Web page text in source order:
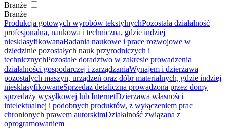
Branże
Branże
Produkcja gotowych wyrobów tekstylnychPozostała działalność
profesjonalna, naukowa i techniczna, gdzie indziej
niesklasyfikowanaBadania naukowe i prace rozwojowe w
dziedzinie pozostałych nauk przyrodniczych i
technicznychPozostałe doradztwo w zakresie prowadzenia
działalności gospodarczej i zarządzaniaWynajem i dzierżawa
pozostałych maszyn, urządzeń oraz dóbr materialnych, gdzie indziej
niesklasyfikowaneSprzedaż detaliczna prowadzona przez domy
sprzedaży wysyłkowej lub InternetDzierżawa własności
intelektualnej i podobnych produktów, z wyłączeniem prac
chronionych prawem autorskimDziałalność związana z
oprogramowaniem